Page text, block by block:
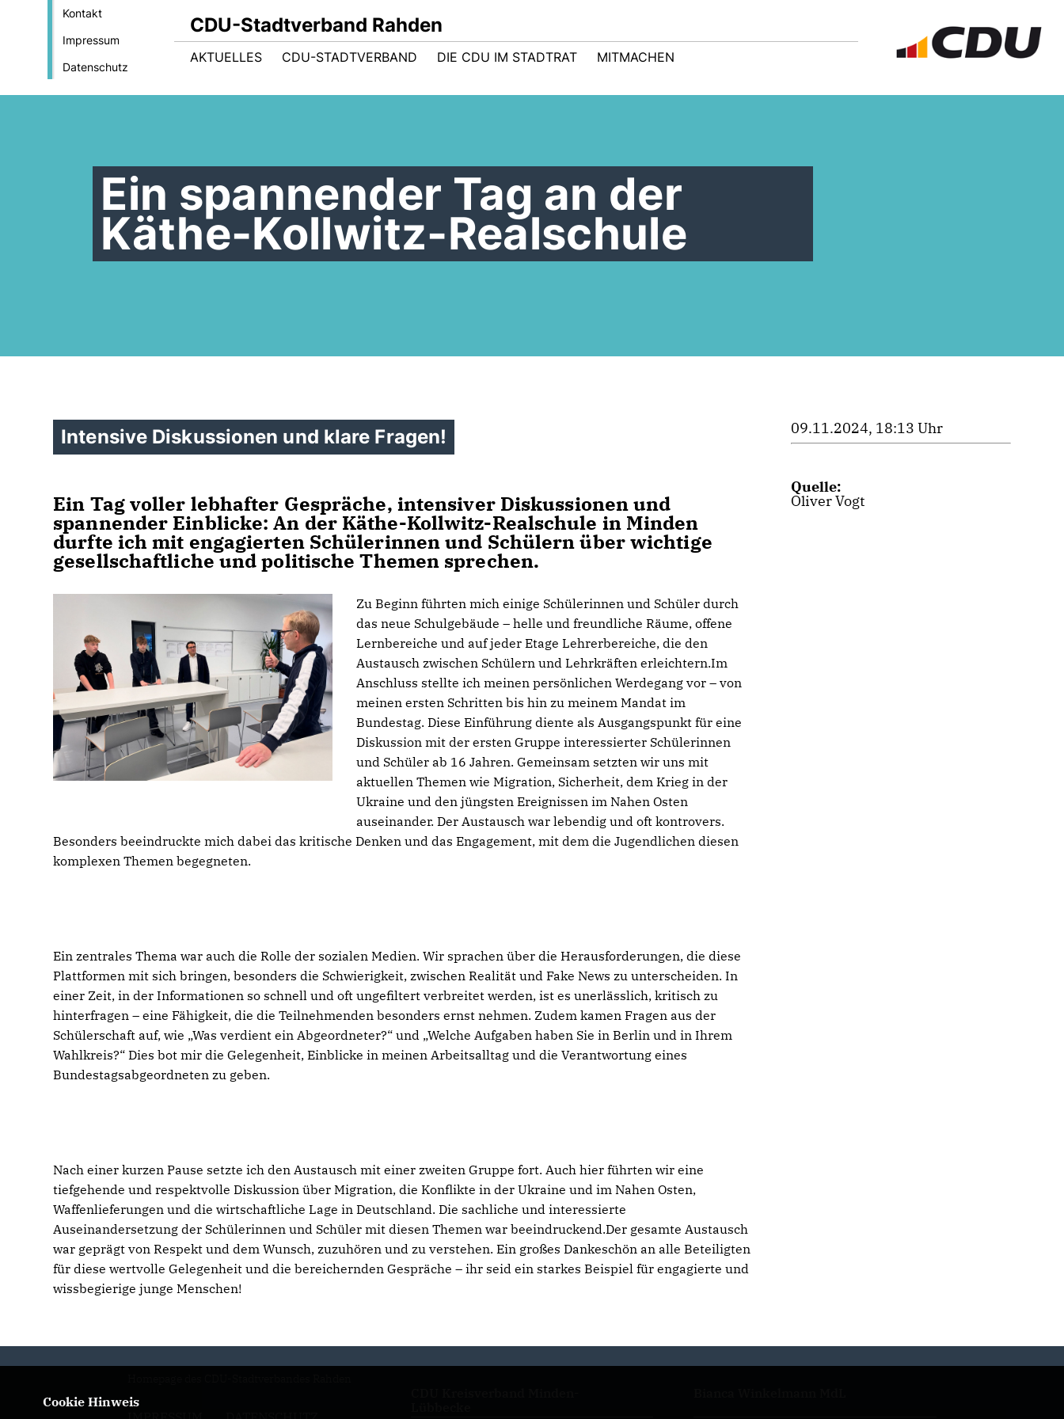
Kontakt
Impressum
Datenschutz
CDU-Stadtverband Rahden
AKTUELLES CDU-STADTVERBAND DIE CDU IM STADTRAT MITMACHEN
Ein spannender Tag an der
Käthe-Kollwitz-Realschule
Intensive Diskussionen und klare Fragen!
Ein Tag voller lebhafter Gespräche, intensiver Diskussionen und
spannender Einblicke: An der Käthe-Kollwitz-Realschule in Minden
durfte ich mit engagierten Schülerinnen und Schülern über wichtige
gesellschaftliche und politische Themen sprechen.
Zu Beginn führten mich einige Schülerinnen und Schüler durch
das neue Schulgebäude – helle und freundliche Räume, offene
Lernbereiche und auf jeder Etage Lehrerbereiche, die den
Austausch zwischen Schülern und Lehrkräften erleichtern.Im
Anschluss stellte ich meinen persönlichen Werdegang vor – von
meinen ersten Schritten bis hin zu meinem Mandat im
Bundestag. Diese Einführung diente als Ausgangspunkt für eine
Diskussion mit der ersten Gruppe interessierter Schülerinnen
und Schüler ab 16 Jahren. Gemeinsam setzten wir uns mit
aktuellen Themen wie Migration, Sicherheit, dem Krieg in der
Ukraine und den jüngsten Ereignissen im Nahen Osten
auseinander. Der Austausch war lebendig und oft kontrovers.
Besonders beeindruckte mich dabei das kritische Denken und das Engagement, mit dem die Jugendlichen diesen
komplexen Themen begegneten.
Ein zentrales Thema war auch die Rolle der sozialen Medien. Wir sprachen über die Herausforderungen, die diese
Plattformen mit sich bringen, besonders die Schwierigkeit, zwischen Realität und Fake News zu unterscheiden. In
einer Zeit, in der Informationen so schnell und oft ungefiltert verbreitet werden, ist es unerlässlich, kritisch zu
hinterfragen – eine Fähigkeit, die die Teilnehmenden besonders ernst nehmen. Zudem kamen Fragen aus der
Schülerschaft auf, wie „Was verdient ein Abgeordneter?“ und „Welche Aufgaben haben Sie in Berlin und in Ihrem
Wahlkreis?“ Dies bot mir die Gelegenheit, Einblicke in meinen Arbeitsalltag und die Verantwortung eines
Bundestagsabgeordneten zu geben.
Nach einer kurzen Pause setzte ich den Austausch mit einer zweiten Gruppe fort. Auch hier führten wir eine
tiefgehende und respektvolle Diskussion über Migration, die Konflikte in der Ukraine und im Nahen Osten,
Waffenlieferungen und die wirtschaftliche Lage in Deutschland. Die sachliche und interessierte
Auseinandersetzung der Schülerinnen und Schüler mit diesen Themen war beeindruckend.Der gesamte Austausch
war geprägt von Respekt und dem Wunsch, zuzuhören und zu verstehen. Ein großes Dankeschön an alle Beteiligten
für diese wertvolle Gelegenheit und die bereichernden Gespräche – ihr seid ein starkes Beispiel für engagierte und
wissbegierige junge Menschen!
09.11.2024, 18:13 Uhr
Quelle:
Oliver Vogt
Cookie Hinweis